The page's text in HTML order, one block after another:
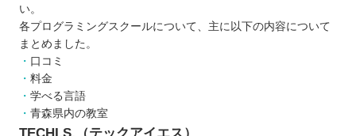
い。
各プログラミングスクールについて、主に以下の内容について
まとめました。
口コミ
料金
学べる言語
青森県内の教室